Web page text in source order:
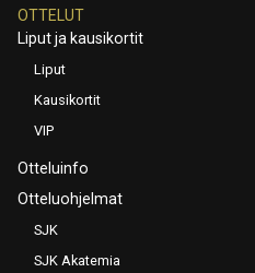
OTTELUT
Liput ja kausikortit
Liput
Kausikortit
VIP
Otteluinfo
Otteluohjelmat
SJK
SJK Akatemia